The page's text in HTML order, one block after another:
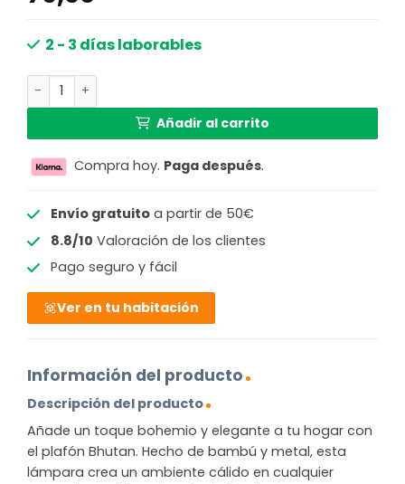
2 - 3 días laborables
Plafón bohemio de metal negro y natural GOOD&MOJO
Añadir al carrito
Compra hoy. Paga después.
Envío gratuitoa partir de 50€
8.8/10 Valoración de los clientes
Pago seguro y fácil
Ver en tu habitación
Información del producto
Descripción del producto
Añade un toque bohemio y elegante a tu hogar con
el plafón Bhutan. Hecho de bambú y metal, esta
lámpara crea un ambiente cálido en cualquier